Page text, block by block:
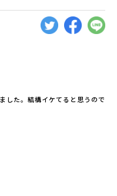
した。結構イケてると思うので